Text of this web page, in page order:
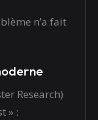
n’a fait
Research)
» :